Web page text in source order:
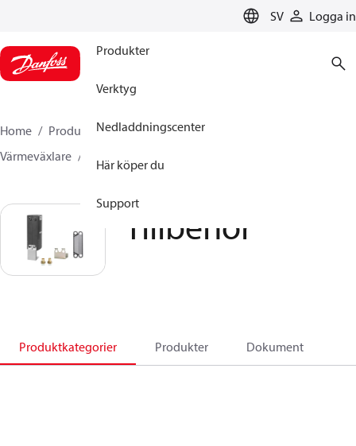
SV Logga in
Produkter
Verktyg
Nedladdningscenter
Här köper du
Support
Home Produkter
Climate Solutions for heating
Värmeväxlare
Tillbehör
Produktkategorier Produkter Dokument